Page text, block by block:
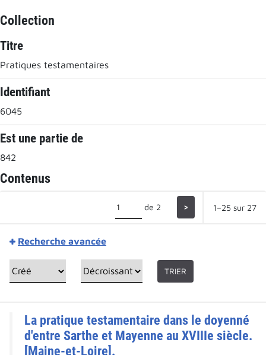
Collection
Titre
Pratiques testamentaires
Identifiant
6045
Est une partie de
842
Contenus
de 2 > 1–25 sur 27
Recherche avancée
TRIER
La pratique testamentaire dans le doyenné
d'entre Sarthe et Mayenne au XVIIIe siècle.
[Maine-et-Loire].